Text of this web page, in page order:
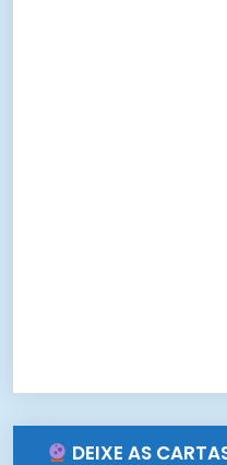
DEIXE AS